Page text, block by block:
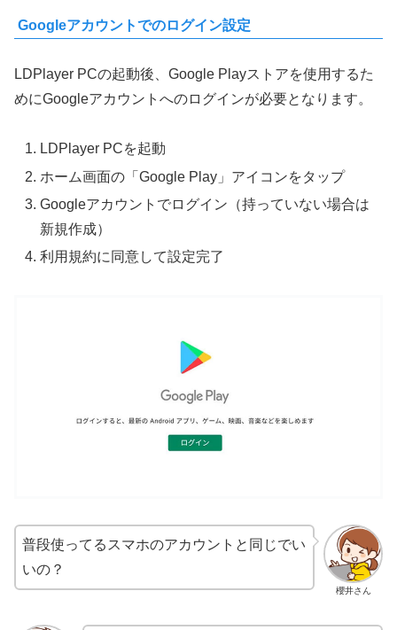
Googleアカウントでのログイン設定
LDPlayer PCの起動後、Google Playストアを使用するた
めにGoogleアカウントへのログインが必要となります。
LDPlayer PCを起動
ホーム画面の「Google Play」アイコンをタップ
Googleアカウントでログイン（持っていない場合は
新規作成）
利用規約に同意して設定完了
櫻井さん
普段使ってるスマホのアカウントと同じでい
いの？